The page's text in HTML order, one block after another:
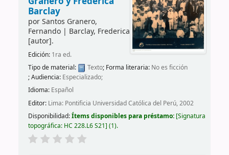
Barclay
porSantos Granero,
Fernando| Barclay, Frederica
[autor].
Edición: 1ra ed.
Tipo de material:
Texto; Forma literaria: No es ficción
; Audiencia: Especializado;
Idioma: Español
Editor: Lima: Pontificia Universidad Católica del Perú, 2002
Disponibilidad:Ítems disponibles para préstamo: Signatura
topográfica: HC 228.L6 S21 (1).